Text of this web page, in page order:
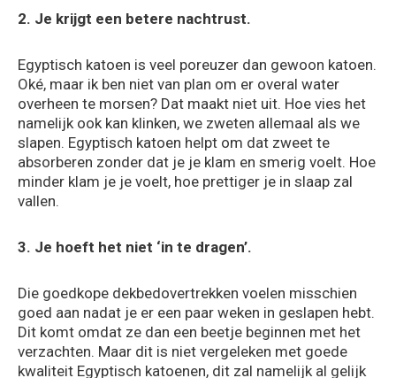
2. Je krijgt een betere nachtrust.
Egyptisch katoen is veel poreuzer dan gewoon katoen.
Oké, maar ik ben niet van plan om er overal water
overheen te morsen? Dat maakt niet uit. Hoe vies het
namelijk ook kan klinken, we zweten allemaal als we
slapen. Egyptisch katoen helpt om dat zweet te
absorberen zonder dat je je klam en smerig voelt. Hoe
minder klam je je voelt, hoe prettiger je in slaap zal
vallen.
3. Je hoeft het niet ‘in te dragen’.
Die goedkope dekbedovertrekken voelen misschien
goed aan nadat je er een paar weken in geslapen hebt.
Dit komt omdat ze dan een beetje beginnen met het
verzachten. Maar dit is niet vergeleken met goede
kwaliteit Egyptisch katoenen, dit zal namelijk al gelijk